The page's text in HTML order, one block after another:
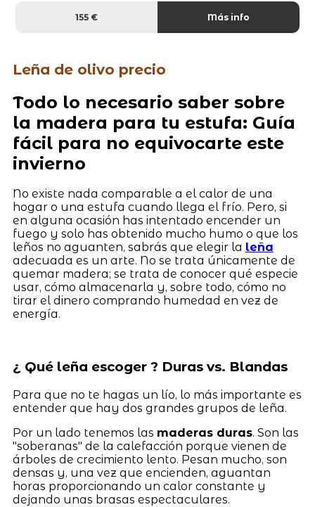
155 € Más info
Leña de olivo precio
Todo lo necesario saber sobre
la madera para tu estufa: Guía
fácil para no equivocarte este
invierno
No existe nada comparable a el calor de una
hogar o una estufa cuando llega el frío. Pero, si
en alguna ocasión has intentado encender un
fuego y solo has obtenido mucho humo o que los
leños no aguanten, sabrás que elegir la leña
adecuada es un arte. No se trata únicamente de
quemar madera; se trata de conocer qué especie
usar, cómo almacenarla y, sobre todo, cómo no
tirar el dinero comprando humedad en vez de
energía.
¿ Qué leña escoger ? Duras vs. Blandas
Para que no te hagas un lío, lo más importante es
entender que hay dos grandes grupos de leña.
Por un lado tenemos las maderas duras. Son las
"soberanas" de la calefacción porque vienen de
árboles de crecimiento lento. Pesan mucho, son
densas y, una vez que encienden, aguantan
horas proporcionando un calor constante y
dejando unas brasas espectaculares.